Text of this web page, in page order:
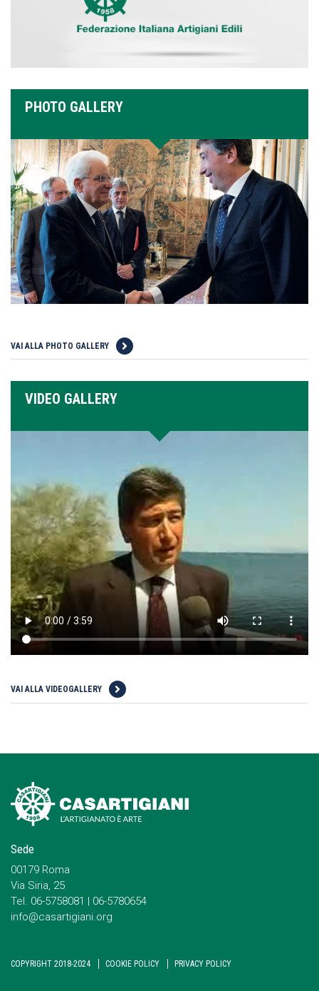
PHOTO GALLERY
VAI ALLA PHOTO GALLERY
VIDEO GALLERY
VAI ALLA VIDEOGALLERY
Sede
00179 Roma
Via Siria, 25
Tel. 06-5758081 | 06-5780654
info@casartigiani.org
COPYRIGHT 2018-2024 COOKIE POLICY PRIVACY POLICY